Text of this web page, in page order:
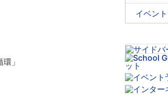
イベント
」